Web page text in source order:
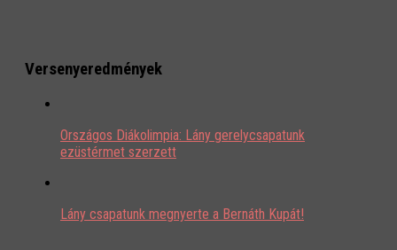
Versenyeredmények
Országos Diákolimpia: Lány gerelycsapatunk
ezüstérmet szerzett
Lány csapatunk megnyerte a Bernáth Kupát!